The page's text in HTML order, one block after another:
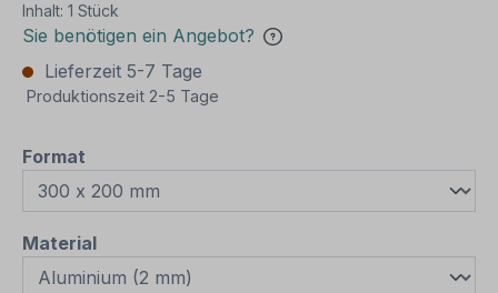
Inhalt: 1 Stück
Sie benötigen ein Angebot?
Lieferzeit 5-7 Tage
Produktionszeit 2-5 Tage
Format
Materialauswählen